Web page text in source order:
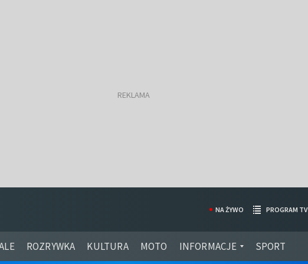
ROZRYWKA KULTURA MOTO INFORMACJE SPORT
NA ŻYWO PROGRAM TV